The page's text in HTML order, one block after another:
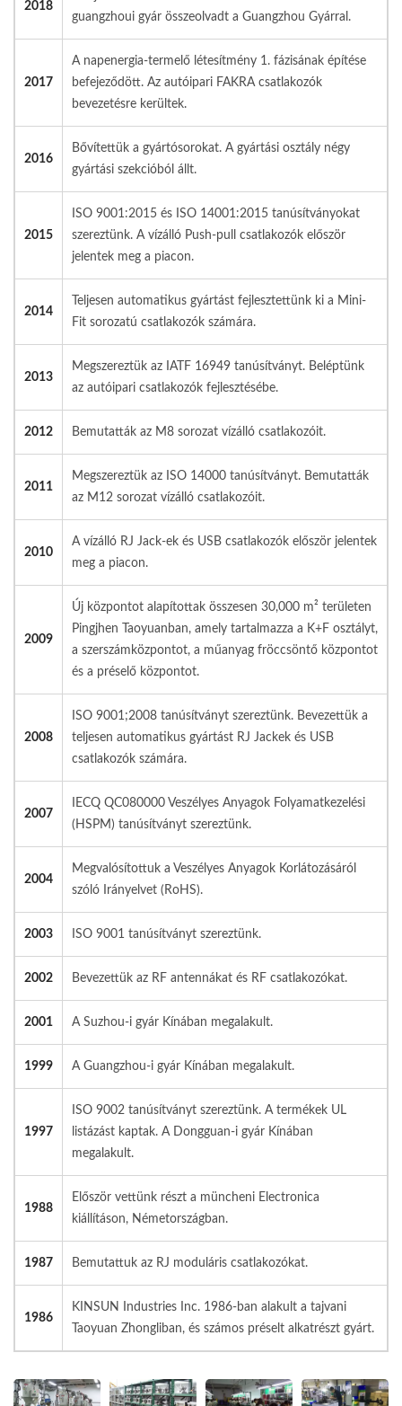
2018
guangzhoui gyár összeolvadt a Guangzhou Gyárral.
2017
A napenergia-termelő létesítmény 1. fázisának építése
befejeződött. Az autóipari FAKRA csatlakozók
bevezetésre kerültek.
2016
Bővítettük a gyártósorokat. A gyártási osztály négy
gyártási szekcióból állt.
2015
ISO 9001:2015 és ISO 14001:2015 tanúsítványokat
szereztünk. A vízálló Push-pull csatlakozók először
jelentek meg a piacon.
2014
Teljesen automatikus gyártást fejlesztettünk ki a Mini-
Fit sorozatú csatlakozók számára.
2013
Megszereztük az IATF 16949 tanúsítványt. Beléptünk
az autóipari csatlakozók fejlesztésébe.
2012 Bemutatták az M8 sorozat vízálló csatlakozóit.
2011
Megszereztük az ISO 14000 tanúsítványt. Bemutatták
az M12 sorozat vízálló csatlakozóit.
2010
A vízálló RJ Jack-ek és USB csatlakozók először jelentek
meg a piacon.
2009
Új központot alapítottak összesen 30,000 m² területen
Pingjhen Taoyuanban, amely tartalmazza a K+F osztályt,
a szerszámközpontot, a műanyag fröccsöntő központot
és a préselő központot.
2008
ISO 9001;2008 tanúsítványt szereztünk. Bevezettük a
teljesen automatikus gyártást RJ Jackek és USB
csatlakozók számára.
2007
IECQ QC080000 Veszélyes Anyagok Folyamatkezelési
(HSPM) tanúsítványt szereztünk.
2004
Megvalósítottuk a Veszélyes Anyagok Korlátozásáról
szóló Irányelvet (RoHS).
2003 ISO 9001 tanúsítványt szereztünk.
2002 Bevezettük az RF antennákat és RF csatlakozókat.
2001 A Suzhou-i gyár Kínában megalakult.
1999 A Guangzhou-i gyár Kínában megalakult.
1997
ISO 9002 tanúsítványt szereztünk. A termékek UL
listázást kaptak. A Dongguan-i gyár Kínában
megalakult.
1988
Először vettünk részt a müncheni Electronica
kiállításon, Németországban.
1987 Bemutattuk az RJ moduláris csatlakozókat.
1986
KINSUN Industries Inc. 1986-ban alakult a tajvani
Taoyuan Zhongliban, és számos préselt alkatrészt gyárt.